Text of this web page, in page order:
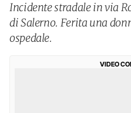
Incidente stradale in via
di Salerno. Ferita una
ospedale.
VIDEO